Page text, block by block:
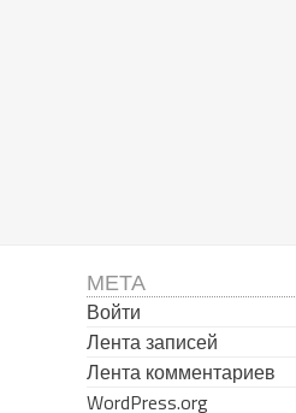
МЕТА
Войти
Лента записей
Лента комментариев
WordPress.org